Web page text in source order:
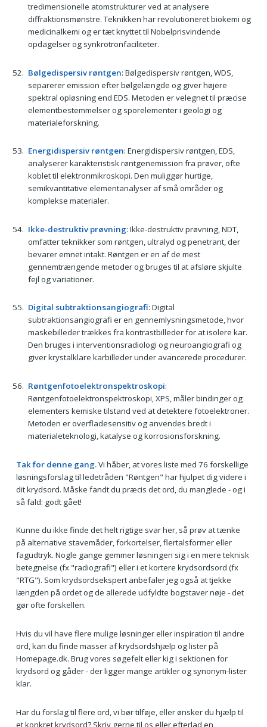
tredimensionelle atomstrukturer ved at analysere
diffraktionsmønstre. Teknikken har revolutioneret biokemi og
medicinalkemi og er tæt knyttet til Nobelprisvindende
opdagelser og synkrotronfaciliteter.
Bølgedispersiv røntgen: Bølgedispersiv røntgen, WDS,
separerer emission efter bølgelængde og giver højere
spektral opløsning end EDS. Metoden er velegnet til præcise
elementbestemmelser og sporelementer i geologi og
materialeforskning.
Energidispersiv røntgen: Energidispersiv røntgen, EDS,
analyserer karakteristisk røntgenemission fra prøver, ofte
koblet til elektronmikroskopi. Den muliggør hurtige,
semikvantitative elementanalyser af små områder og
komplekse materialer.
Ikke-destruktiv prøvning: Ikke-destruktiv prøvning, NDT,
omfatter teknikker som røntgen, ultralyd og penetrant, der
bevarer emnet intakt. Røntgen er en af de mest
gennemtrængende metoder og bruges til at afsløre skjulte
fejl og variationer.
Digital subtraktionsangiografi: Digital
subtraktionsangiografi er en gennemlysningsmetode, hvor
maskebilleder trækkes fra kontrastbilleder for at isolere kar.
Den bruges i interventionsradiologi og neuroangiografi og
giver krystalklare karbilleder under avancerede procedurer.
Røntgenfotoelektronspektroskopi:
Røntgenfotoelektronspektroskopi, XPS, måler bindinger og
elementers kemiske tilstand ved at detektere fotoelektroner.
Metoden er overfladesensitiv og anvendes bredt i
materialeteknologi, katalyse og korrosionsforskning.
Tak for denne gang.Vi håber, at vores liste med 76 forskellige
løsningsforslag til ledetråden "Røntgen" har hjulpet dig videre i
dit krydsord. Måske fandt du præcis det ord, du manglede - og i
så fald: godt gået!
Kunne du ikke finde det helt rigtige svar her, så prøv at tænke
på alternative stavemåder, forkortelser, flertalsformer eller
fagudtryk. Nogle gange gemmer løsningen sig i en mere teknisk
betegnelse (fx "radiografi") eller i et kortere krydsordsord (fx
"RTG"). Som krydsordsekspert anbefaler jeg også at tjekke
længden på ordet og de allerede udfyldte bogstaver nøje - det
gør ofte forskellen.
Hvis du vil have flere mulige løsninger eller inspiration til andre
ord, kan du finde masser af krydsordshjælp og lister på
Homepage.dk. Brug vores søgefelt eller kig i sektionen for
krydsord og gåder - der ligger mange artikler og synonym-lister
klar.
Har du forslag til flere ord, vi bør tilføje, eller ønsker du hjælp til
et konkret krydsord? Skriv gerne til os eller efterlad en